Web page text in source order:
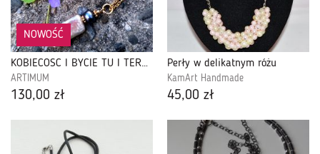
NOWOŚĆ
KOBIECOŚĆ I BYCIE TU I TERAZ. naszyjnik z perłą
ARTIMUM
130,00 zł
Perły w delikatnym różu
KamArt Handmade
45,00 zł